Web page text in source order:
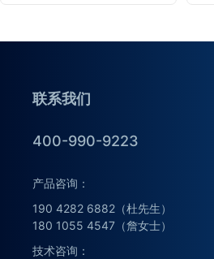
联系我们
400-990-9223
产品咨询：
190 4282 6882（杜先生）
180 1055 4547（詹女士）
技术咨询：